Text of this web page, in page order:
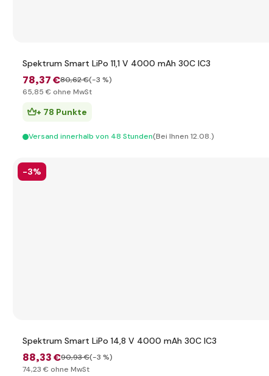
Spektrum Smart LiPo 11,1 V 4000 mAh 30C IC3
78,37 €80,62 €(-3 %)
65,85 € ohne MwSt
+ 78 Punkte
Versand innerhalb von 48 Stunden(Bei Ihnen 12.08.)
-3%
Spektrum Smart LiPo 14,8 V 4000 mAh 30C IC3
88,33 €90,93 €(-3 %)
74,23 € ohne MwSt